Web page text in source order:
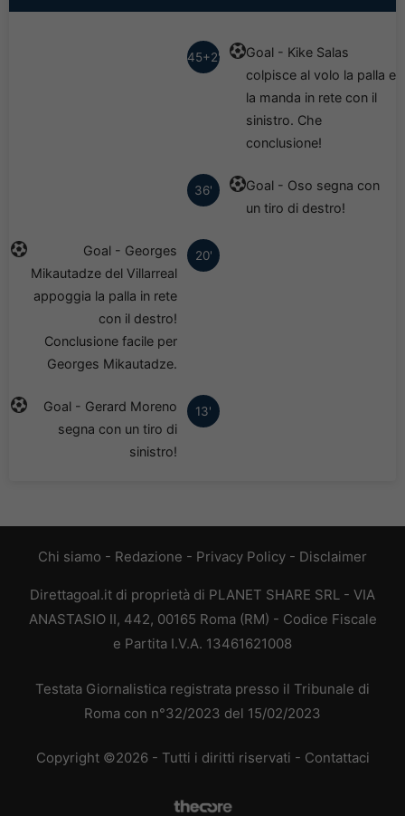
45+2'
Goal - Kike Salas
colpisce al volo la palla e
la manda in rete con il
sinistro. Che
conclusione!
36'
Goal - Oso segna con
un tiro di destro!
20'
Goal - Georges
Mikautadze del Villarreal
appoggia la palla in rete
con il destro!
Conclusione facile per
Georges Mikautadze.
13'
Goal - Gerard Moreno
segna con un tiro di
sinistro!
Chi siamo - Redazione - Privacy Policy - Disclaimer
Direttagoal.it di proprietà di PLANET SHARE SRL - VIA
ANASTASIO II, 442, 00165 Roma (RM) - Codice Fiscale
e Partita I.V.A. 13461621008
Testata Giornalistica registrata presso il Tribunale di
Roma con n°32/2023 del 15/02/2023
Copyright ©2026 - Tutti i diritti riservati - Contattaci